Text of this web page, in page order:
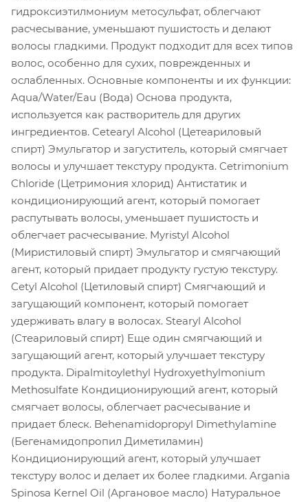
гидроксиэтилмониум метосульфат, облегчают
расчесывание, уменьшают пушистость и делают
волосы гладкими. Продукт подходит для всех типов
волос, особенно для сухих, поврежденных и
ослабленных. Основные компоненты и их функции:
Aqua/Water/Eau (Вода) Основа продукта,
используется как растворитель для других
ингредиентов. Cetearyl Alcohol (Цетеариловый
спирт) Эмульгатор и загуститель, который смягчает
волосы и улучшает текстуру продукта. Cetrimonium
Chloride (Цетримония хлорид) Антистатик и
кондиционирующий агент, который помогает
распутывать волосы, уменьшает пушистость и
облегчает расчесывание. Myristyl Alcohol
(Миристиловый спирт) Эмульгатор и смягчающий
агент, который придает продукту густую текстуру.
Cetyl Alcohol (Цетиловый спирт) Смягчающий и
загущающий компонент, который помогает
удерживать влагу в волосах. Stearyl Alcohol
(Стеариловый спирт) Еще один смягчающий и
загущающий агент, который улучшает текстуру
продукта. Dipalmitoylethyl Hydroxyethylmonium
Methosulfate Кондиционирующий агент, который
смягчает волосы, облегчает расчесывание и
придает блеск. Behenamidopropyl Dimethylamine
(Бегенамидопропил Диметиламин)
Кондиционирующий агент, который улучшает
текстуру волос и делает их более гладкими. Argania
Spinosa Kernel Oil (Аргановое масло) Натуральное